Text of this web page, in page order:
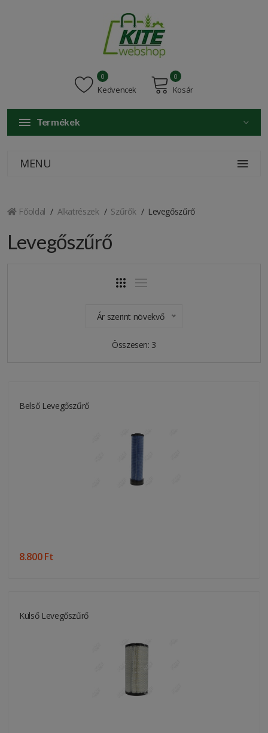
Kedvencek
0
Kosár
0
Termékek
MENU
Főoldal Alkatrészek Szűrők Levegőszűrő
Levegőszűrő
Ár szerint növekvő
Összesen: 3
Belső Levegőszűrő
8.800 Ft
Külső Levegőszűrő